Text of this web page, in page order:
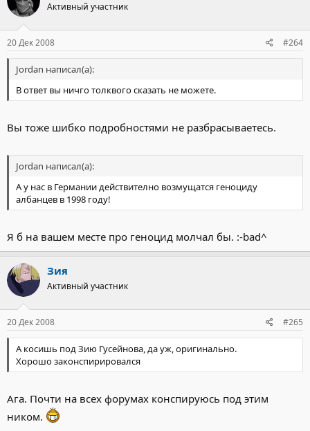
Активный участник
20 Дек 2008 #264
Jordan написал(а):
В ответ вы ничго толквого сказать не можете.
Вы тоже шибко подробностями не разбрасываетесь.
Jordan написал(а):
А у нас в Германии действително возмущатся геноциду
албанцев в 1998 году!
Я б на вашем месте про геноцид молчал бы. :-bad^
Зия
Активный участник
20 Дек 2008 #265
А косишь под Зию Гусейнова, да уж, оригинально.
Хорошо законспирировался
Ага. Почти на всех форумах конспируюсь под этим
ником.